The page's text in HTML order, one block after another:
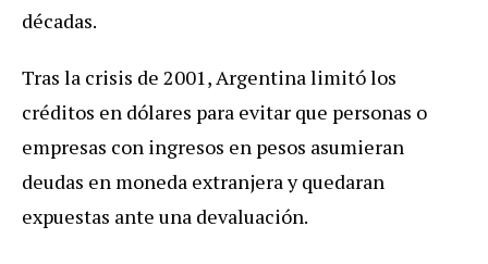
décadas.
Tras la crisis de 2001, Argentina limitó los
créditos en dólares para evitar que personas o
empresas con ingresos en pesos asumieran
deudas en moneda extranjera y quedaran
expuestas ante una devaluación.